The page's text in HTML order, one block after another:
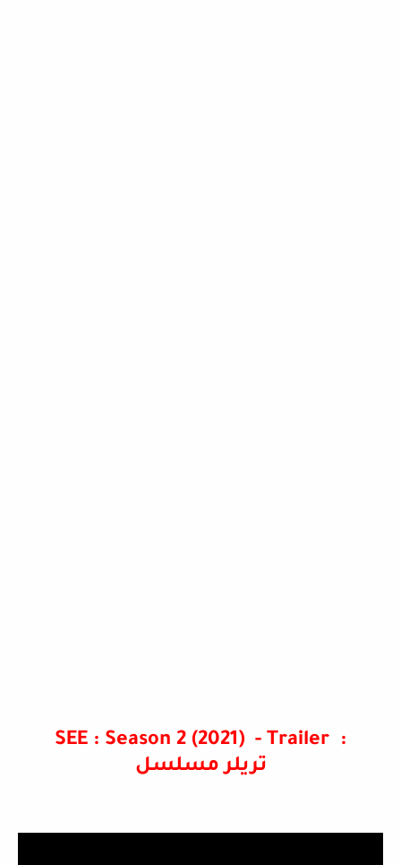
SEE : Season 2 (2021) - Trailer :
تريلر مسلسل